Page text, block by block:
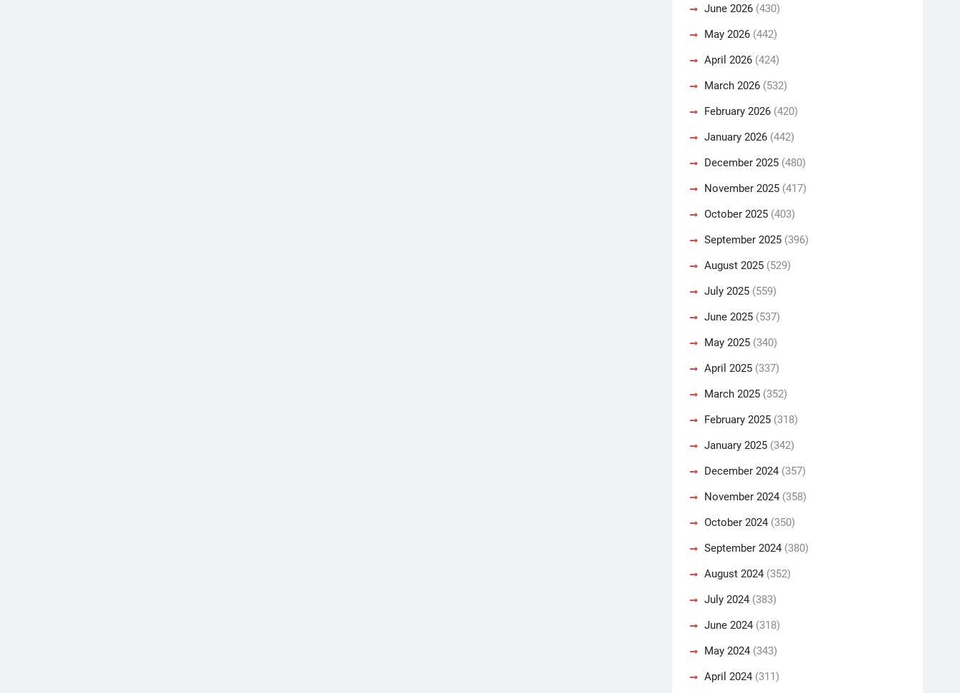
June 2026 (430)
May 2026 (442)
April 2026 (424)
March 2026 (532)
February 2026 (420)
January 2026 (442)
December 2025 (480)
November 2025 (417)
October 2025 (403)
September 2025 (396)
August 2025 (529)
July 2025 (559)
June 2025 (537)
May 2025 (340)
April 2025 (337)
March 2025 (352)
February 2025 (318)
January 2025 (342)
December 2024 (357)
November 2024 (358)
October 2024 (350)
September 2024 (380)
August 2024 (352)
July 2024 (383)
June 2024 (318)
May 2024 (343)
April 2024 (311)